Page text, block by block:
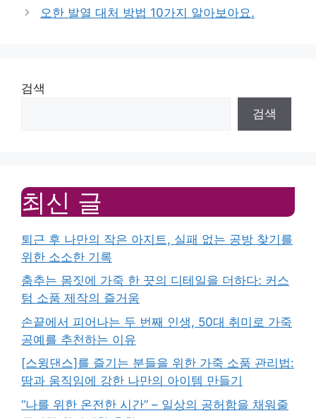
오한 발열 대처 방법 10가지 알아보아요.
검색
검색
최신 글
퇴근 후 나만의 작은 아지트, 실패 없는 공방 찾기를
위한 소소한 기록
춤추는 몸짓에 가죽 한 끗의 디테일을 더하다: 커스
텀 소품 제작의 즐거움
손끝에서 피어나는 두 번째 인생, 50대 취미로 가죽
공예를 추천하는 이유
[스윙댄스]를 즐기는 분들을 위한 가죽 소품 관리법:
땀과 움직임에 강한 나만의 아이템 만들기
“나를 위한 온전한 시간” – 일상의 공허함을 채워줄